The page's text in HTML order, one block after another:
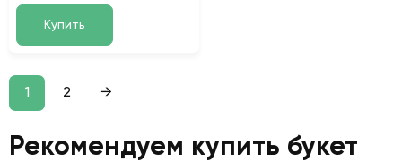
Купить
1 2 →
Рекомендуем купить букет